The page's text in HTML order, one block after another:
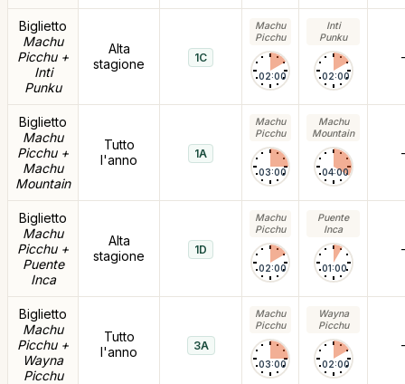
Biglietto
Machu
Picchu +
Inti
Punku
Alta
stagione
1C
Machu
Picchu
02:00
Inti
Punku
02:00
-
Biglietto
Machu
Picchu +
Machu
Mountain
Tutto
l'anno
1A
Machu
Picchu
03:00
Machu
Mountain
04:00
-
Biglietto
Machu
Picchu +
Puente
Inca
Alta
stagione
1D
Machu
Picchu
02:00
Puente
Inca
01:00
-
Biglietto
Machu
Picchu +
Wayna
Picchu
Tutto
l'anno
3A
Machu
Picchu
03:00
Wayna
Picchu
02:00
-